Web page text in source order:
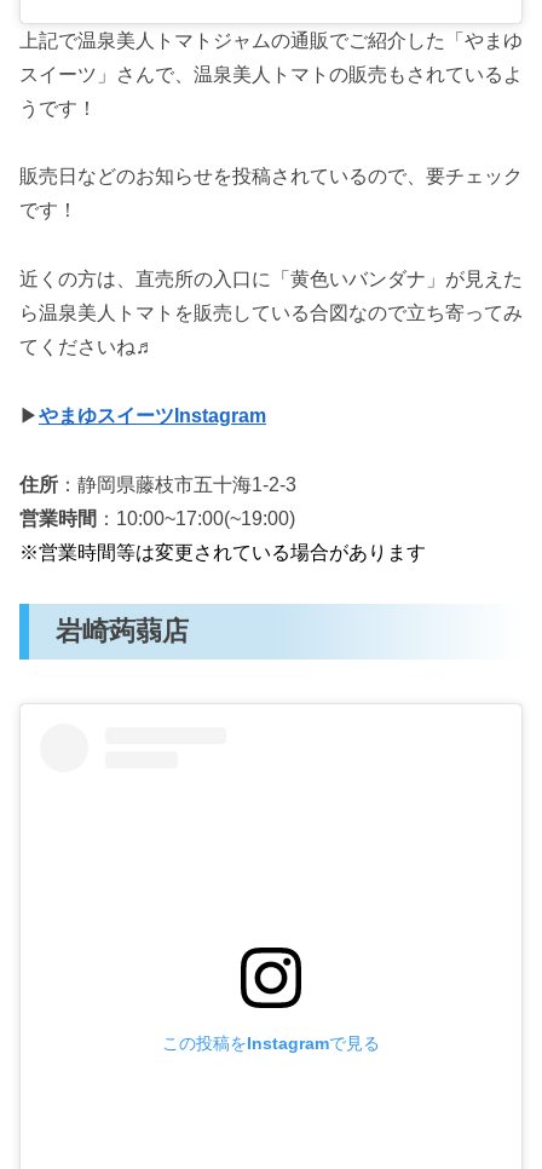
上記で温泉美人トマトジャムの通販でご紹介した「やまゆ
スイーツ」さんで、温泉美人トマトの販売もされているよ
うです！
販売日などのお知らせを投稿されているので、要チェック
です！
近くの方は、直売所の入口に「黄色いバンダナ」が見えた
ら温泉美人トマトを販売している合図なので立ち寄ってみ
てくださいね♬
▶やまゆスイーツInstagram
住所 ：静岡県藤枝市五十海1-2-3
営業時間 ：10:00~17:00(~19:00)
※営業時間等は変更されている場合があります
岩崎蒟蒻店
この投稿をInstagramで見る